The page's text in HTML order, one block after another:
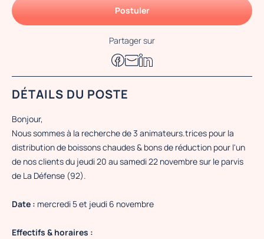
Postuler
Partager sur
DÉTAILS DU POSTE
Bonjour,
Nous sommes à la recherche de 3 animateurs.trices pour la
distribution de boissons chaudes & bons de réduction pour l'un
de nos clients du jeudi 20 au samedi 22 novembre sur le parvis
de La Défense (92).
Date : mercredi 5 et jeudi 6 novembre
Effectifs & horaires :